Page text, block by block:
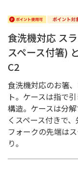
食洗機対応 ス
スペース付箸)
C2
食洗機対応のお箸
ト。ケースは指で
構造。ケースは分
くスペース付きで
フォークの先端は
り。